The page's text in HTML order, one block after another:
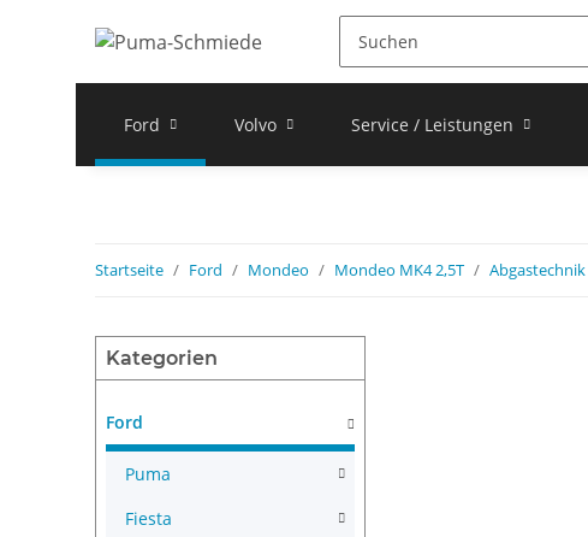
Ford Volvo Service / Leistungen
Startseite Ford Mondeo Mondeo MK4 2,5T Abgastechnik
Kategorien
Ford
Puma
Fiesta